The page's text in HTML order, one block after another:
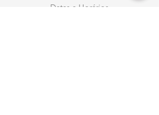
Datas e Horários